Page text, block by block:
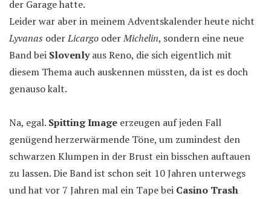
der Garage hatte.
Leider war aber in meinem Adventskalender heute nicht
Lyvanas oderLicargo oderMichelin, sondern eine neue
Band bei Slovenlyaus Reno, die sich eigentlich mit
diesem Thema auch auskennen müssten, da ist es doch
genauso kalt.
Na, egal. Spitting Image erzeugen auf jeden Fall
genügend herzerwärmende Töne, um zumindest den
schwarzen Klumpen in der Brust ein bisschen auftauen
zu lassen. Die Band ist schon seit 10 Jahren unterwegs
und hat vor 7 Jahren mal ein Tape bei Casino Trash